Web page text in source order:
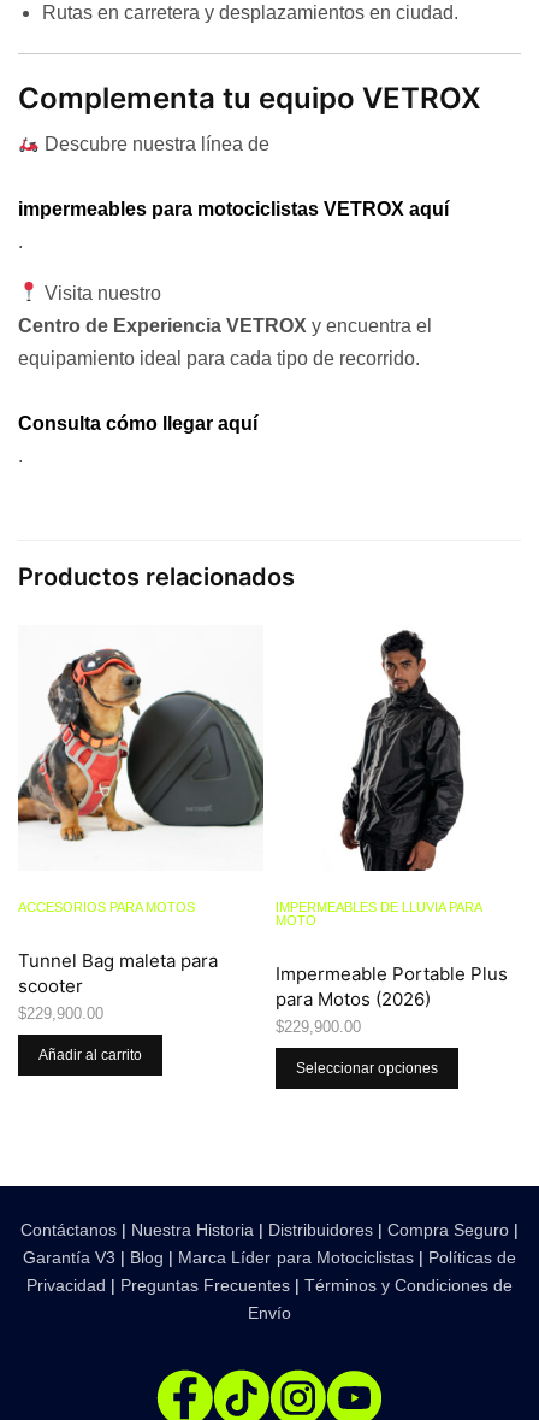
Rutas en carretera y desplazamientos en ciudad.
Complementa tu equipo VETROX
Descubre nuestra línea de
impermeables para motociclistas VETROX aquí
.
Visita nuestro
Centro de Experiencia VETROX y encuentra el
equipamiento ideal para cada tipo de recorrido.
Consulta cómo llegar aquí
.
Productos relacionados
ACCESORIOS PARA MOTOS
Tunnel Bag maleta para
scooter
$229,900.00
Añadir al carrito
IMPERMEABLES DE LLUVIA PARA
MOTO
Impermeable Portable Plus
para Motos (2026)
$229,900.00
Seleccionar opciones
Contáctanos| Nuestra Historia | Distribuidores |Compra Seguro |
Garantía V3 | Blog | Marca Líder para Motociclistas| Políticas de
Privacidad | Preguntas Frecuentes|Términos y Condiciones de
Envío